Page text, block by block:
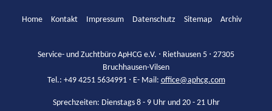
Home Kontakt Impressum Datenschutz Sitemap Archiv
Service- und Zuchtbüro ApHCG e.V. ⋅ Riethausen 5 ⋅ 27305
Bruchhausen-Vilsen
Tel.: +49 4251 5634991 ⋅ E- Mail: office@aphcg.com
Sprechzeiten: Dienstags 8 - 9 Uhr und 20 - 21 Uhr